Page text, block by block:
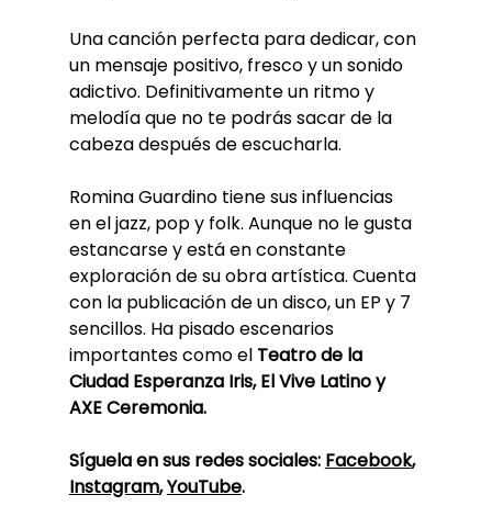
Una canción perfecta para dedicar, con
un mensaje positivo, fresco y un sonido
adictivo. Definitivamente un ritmo y
melodía que no te podrás sacar de la
cabeza después de escucharla.
Romina Guardino tiene sus influencias
en el jazz, pop y folk. Aunque no le gusta
estancarse y está en constante
exploración de su obra artística. Cuenta
con la publicación de un disco, un EP y 7
sencillos. Ha pisado escenarios
importantes como el Teatro de la
Ciudad Esperanza Iris, El Vive Latino y
AXE Ceremonia.
Síguela en sus redes sociales: Facebook,
Instagram, YouTube.